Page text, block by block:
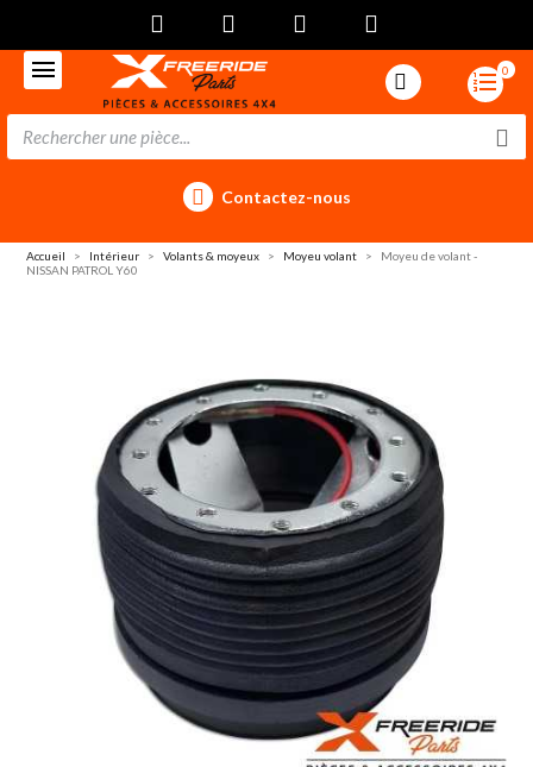
0
Contactez-nous
Accueil Intérieur Volants & moyeux Moyeu volant
Moyeu de volant -
NISSAN PATROL Y60